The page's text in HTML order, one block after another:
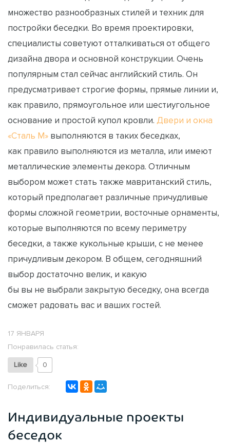
множество разнообразных стилей и техник для
постройки беседки. Во время проектировки,
специалисты советуют отталкиваться от общего
дизайна двора и основной конструкции. Очень
популярным стал сейчас английский стиль. Он
предусматривает строгие формы, прямые линии и,
как правило, прямоугольное или шестиугольное
основание и простой купол кровли. Двери и окна
«Сталь М» выполняются в таких беседках,
как правило выполняются из металла, или имеют
металлические элементы декора. Отличным
выбором может стать также мавританский стиль,
который предполагает различные причудливые
формы сложной геометрии, восточные орнаменты,
которые выполняются по всему периметру
беседки, а также кукольные крыши, с не менее
причудливым декором. В общем, сегодняшний
выбор достаточно велик, и какую
бы вы не выбрали закрытую беседку, она всегда
сможет радовать вас и ваших гостей.
17 ЯНВАРЯ
Понравилась статья:
Like 0
Поделиться:
Индивидуальные проекты
беседок